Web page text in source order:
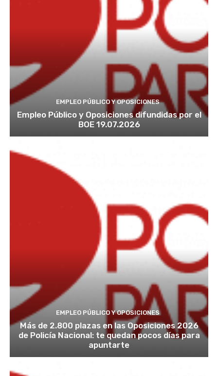
EMPLEO PÚBLICO Y OPOSICIONES
Empleo Público y Oposiciones difundidas por el
BOE 19.07.2026
EMPLEO PÚBLICO Y OPOSICIONES
Más de 2.800 plazas en las Oposiciones 2026
de Policía Nacional: te quedan pocos días para
apuntarte